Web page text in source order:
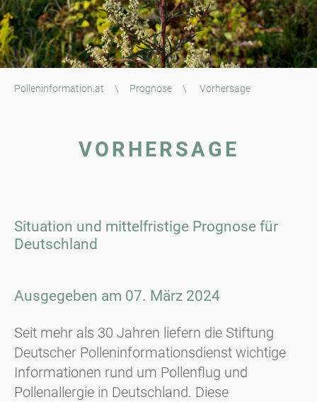
Polleninformation.at \ Prognose \ Vorhersage
VORHERSAGE
Situation und mittelfristige Prognose für
Deutschland
Ausgegeben am 07. März 2024
Seit mehr als 30 Jahren liefern die Stiftung
Deutscher Polleninformationsdienst wichtige
Informationen rund um Pollenflug und
Pollenallergie in Deutschland. Diese